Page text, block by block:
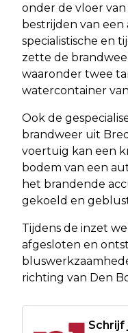
onder de vloer
bestrijden van een
specialistische en
zette de
waaronder twee
watercontainer
Ook de
brandweer uit
voertuig kan een
bodem van een
het brandende
gekoeld en
Tijdens de inzet
afgesloten en
richting van Den
Schrijf